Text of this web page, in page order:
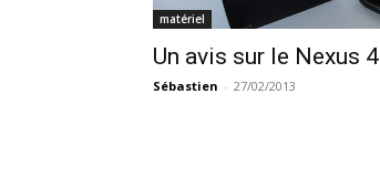
matériel
Un avis sur le Nexus
Sébastien - 27/02/2013